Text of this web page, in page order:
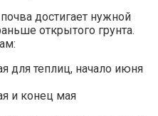
достигает нужной
открытого грунта.
для теплиц, начало июня
и конец мая